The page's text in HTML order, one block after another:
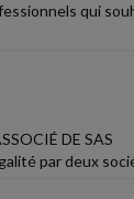
qui
DE SAS
par deux